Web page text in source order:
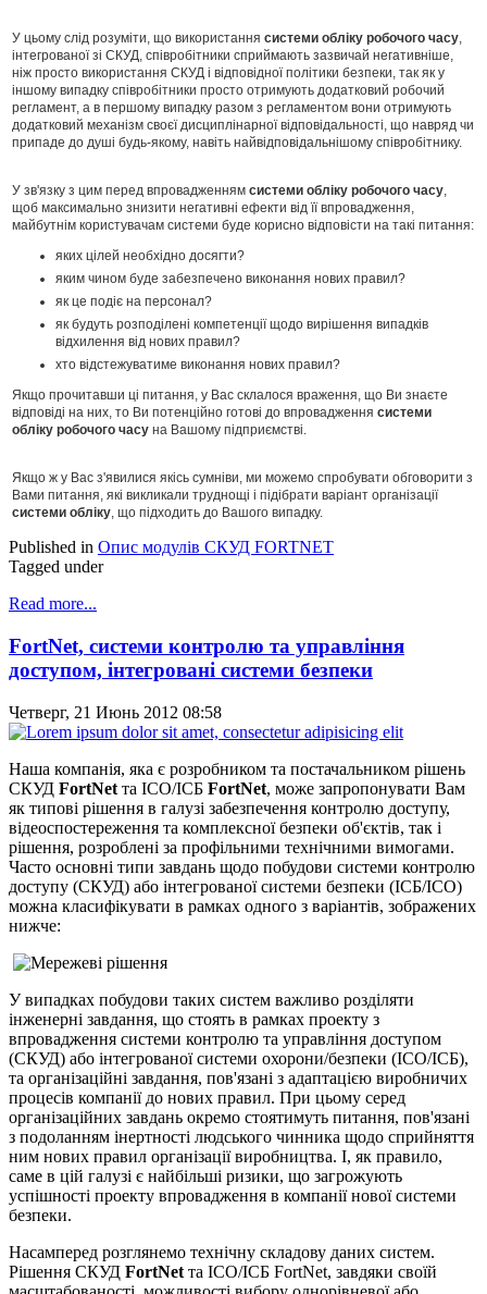
У цьому слід розуміти, що використання системи обліку робочого часу,
інтегрованої зі СКУД, співробітники сприймають зазвичай негативніше,
ніж просто використання СКУД і відповідної політики безпеки, так як у
іншому випадку співробітники просто отримують додатковий робочий
регламент, а в першому випадку разом з регламентом вони отримують
додатковий механізм своєї дисциплінарної відповідальності, що навряд чи
припаде до душі будь-якому, навіть найвідповідальнішому співробітнику.
У зв'язку з цим перед впровадженням системи обліку робочого часу,
щоб максимально знизити негативні ефекти від її впровадження,
майбутнім користувачам системи буде корисно відповісти на такі питання:
яких цілей необхідно досягти?
яким чином буде забезпечено виконання нових правил?
як це подіє на персонал?
як будуть розподілені компетенції щодо вирішення випадків
відхилення від нових правил?
хто відстежуватиме виконання нових правил?
Якщо прочитавши ці питання, у Вас склалося враження, що Ви знаєте
відповіді на них, то Ви потенційно готові до впровадження системи
обліку робочого часу на Вашому підприємстві.
Якщо ж у Вас з'явилися якісь сумніви, ми можемо спробувати обговорити з
Вами питання, які викликали труднощі і підібрати варіант організації
системи обліку, що підходить до Вашого випадку.
Published in Опис модулів СКУД FORTNET
Tagged under
Read more...
FortNet, системи контролю та управління
доступом, інтегровані системи безпеки
Четверг, 21 Июнь 2012 08:58
Наша компанія, яка є розробником та постачальником рішень
СКУД FortNet та ІСО/ІСБ FortNet, може запропонувати Вам
як типові рішення в галузі забезпечення контролю доступу,
відеоспостереження та комплексної безпеки об'єктів, так і
рішення, розроблені за профільними технічними вимогами.
Часто основні типи завдань щодо побудови системи контролю
доступу (СКУД) або інтегрованої системи безпеки (ІСБ/ІСО)
можна класифікувати в рамках одного з варіантів, зображених
нижче:
У випадках побудови таких систем важливо розділяти
інженерні завдання, що стоять в рамках проекту з
впровадження системи контролю та управління доступом
(СКУД) або інтегрованої системи охорони/безпеки (ІСО/ІСБ),
та організаційні завдання, пов'язані з адаптацією виробничих
процесів компанії до нових правил. При цьому серед
організаційних завдань окремо стоятимуть питання, пов'язані
з подоланням інертності людського чинника щодо сприйняття
ним нових правил організації виробництва. І, як правило,
саме в цій галузі є найбільші ризики, що загрожують
успішності проекту впровадження в компанії нової системи
безпеки.
Насамперед розглянемо технічну складову даних систем.
Рішення СКУД FortNet та ІСО/ІСБ FortNet, завдяки своїй